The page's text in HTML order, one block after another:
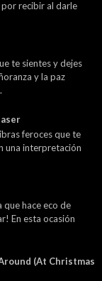
por recibir al darle
te sientes y dejes
y la paz
feroces que te
una interpretación
que hace eco de
En esta ocasión
(At Christmas